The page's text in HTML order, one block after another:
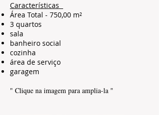
Características
Área Total - 750,00 m²
3 quartos
sala
banheiro social
cozinha
área de serviço
garagem
" Clique na imagem para amplia-la "